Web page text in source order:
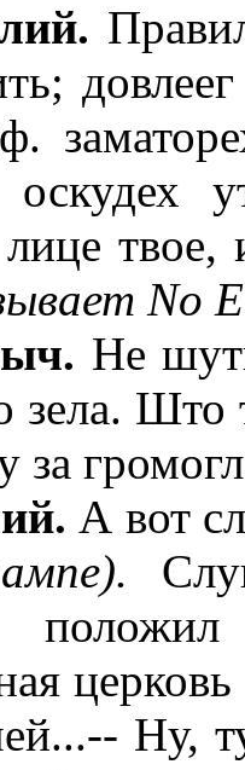
твое,
No
Не
зела. Што
за
А вот
Ну,